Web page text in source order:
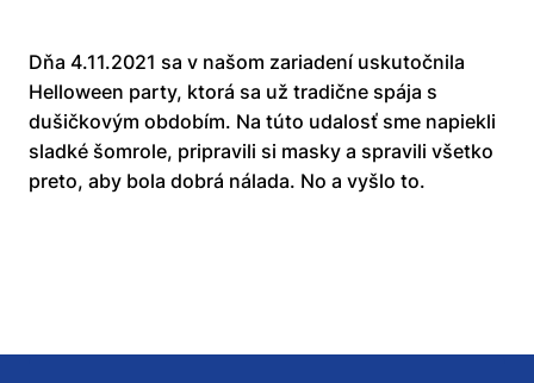
Dňa 4.11.2021 sa v našom zariadení uskutočnila
Helloween party, ktorá sa už tradične spája s
dušičkovým obdobím. Na túto udalosť sme napiekli
sladké šomrole, pripravili si masky a spravili všetko
preto, aby bola dobrá nálada. No a vyšlo to.